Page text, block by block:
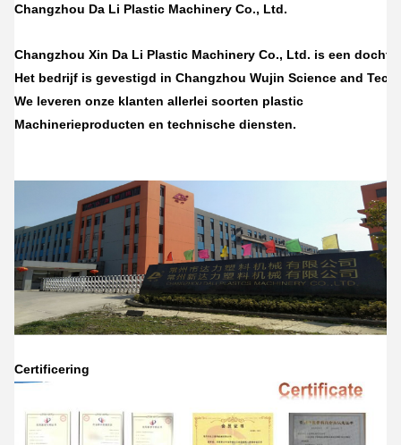
Changzhou Da Li Plastic Machinery Co., Ltd.
Changzhou Xin Da Li Plastic Machinery Co., Ltd. is een
Het bedrijf is gevestigd in Changzhou Wujin Science and
We leveren onze klanten allerlei soorten plastic
Machinerieproducten en technische diensten.
Certificering